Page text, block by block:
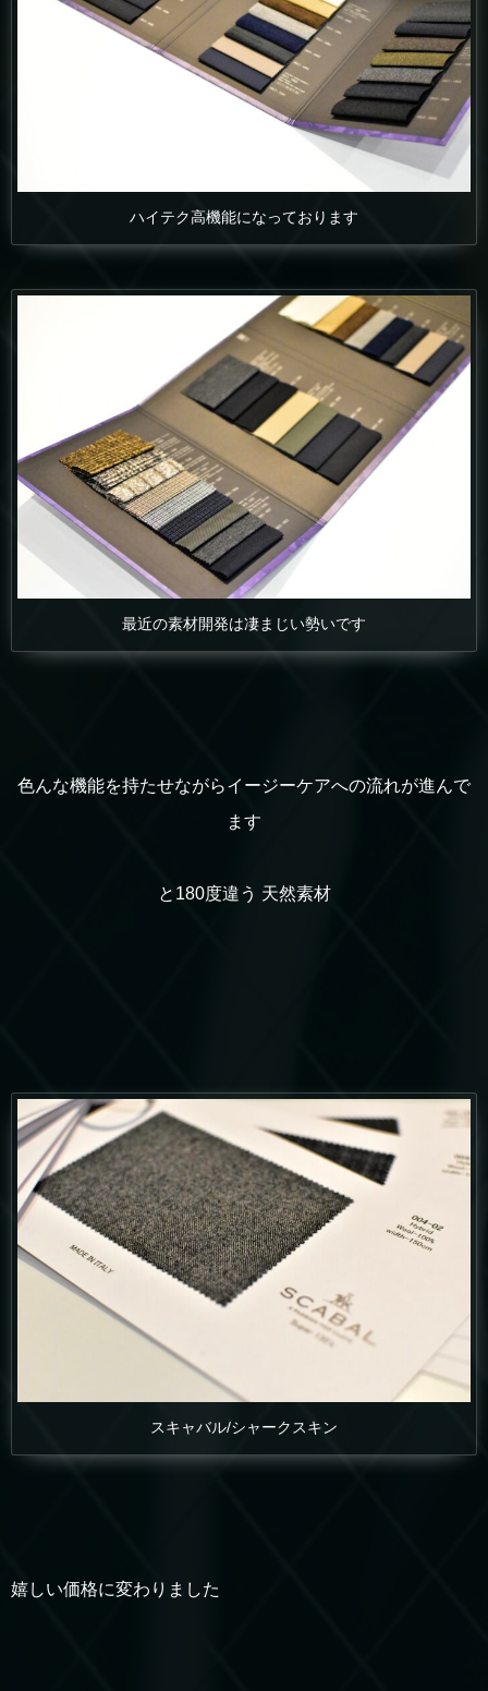
ハイテク高機能になっております
最近の素材開発は凄まじい勢いです
色んな機能を持たせながらイージーケアへの流れが進んで
ます
と180度違う 天然素材
スキャバル/シャークスキン
嬉しい価格に変わりました